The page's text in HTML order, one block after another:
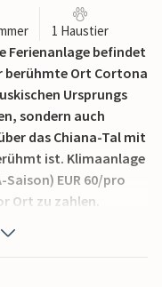
1 Haustier
Ferienanlage befindet
berühmte Ort Cortona
Ursprungs
sondern auch
das Chiana-Tal mit
ist. Klimaanlage
EUR 60/pro
Ort zu zahlen.